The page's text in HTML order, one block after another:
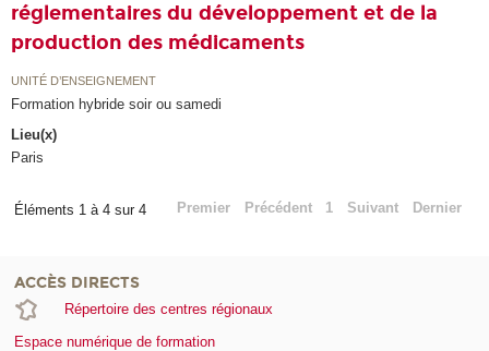
réglementaires du développement et de la
production des médicaments
UNITÉ D’ENSEIGNEMENT
Formation hybride soir ou samedi
Lieu(x)
Paris
Éléments 1 à 4 sur 4 Premier Précédent 1 Suivant Dernier
ACCÈS DIRECTS
Répertoire des centres régionaux
Espace numérique de formation